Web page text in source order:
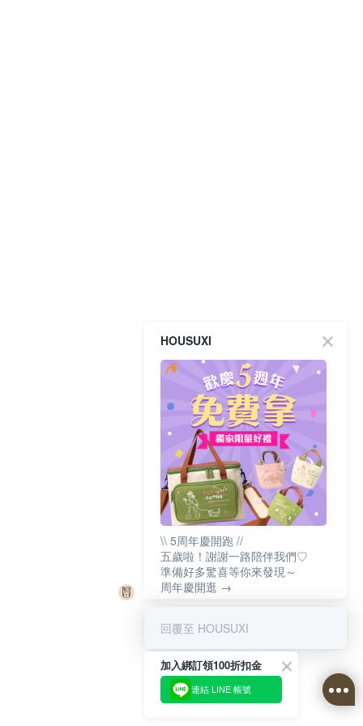
HOUSUXI
\\ 5周年慶開跑 //
五歲啦！謝謝一路陪伴我們♡
準備好多驚喜等你來發現～
周年慶開逛 →
回覆至 HOUSUXI
加入綁訂領100折扣金
連結 LINE 帳號